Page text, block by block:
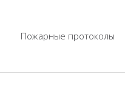
Пожарные протоколы